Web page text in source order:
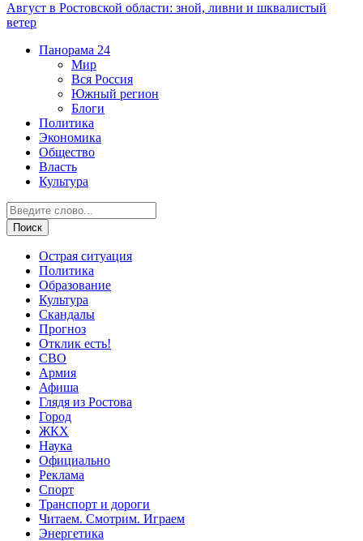
Август в Ростовской области: зной, ливни и шквалистый
ветер
Панорама 24
Мир
Вся Россия
Южный регион
Блоги
Политика
Экономика
Общество
Власть
Культура
Острая ситуация
Политика
Образование
Культура
Скандалы
Прогноз
Отклик есть!
СВО
Армия
Афиша
Глядя из Ростова
Город
ЖКХ
Наука
Официально
Реклама
Спорт
Транспорт и дороги
Читаем. Смотрим. Играем
Энергетика